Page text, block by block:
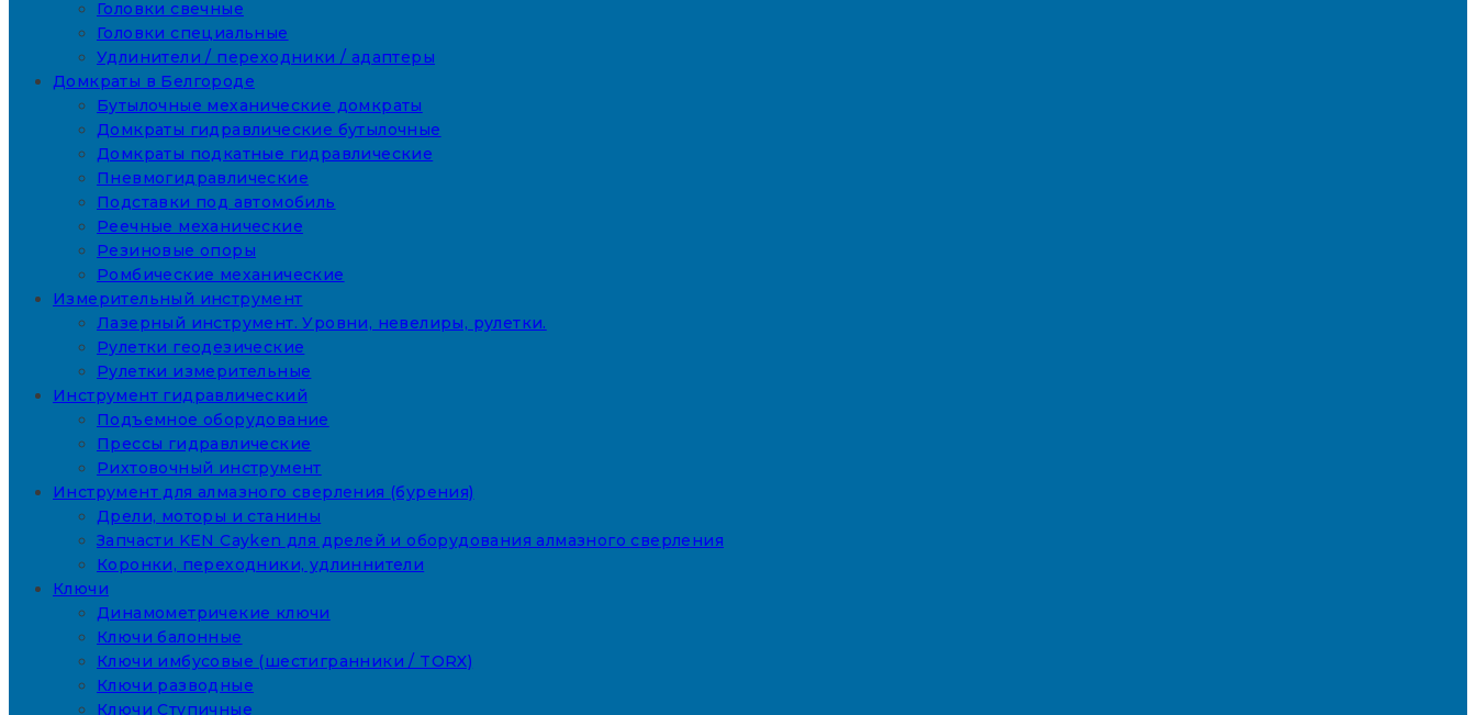
Головки свечные
Головки специальные
Удлинители / переходники / адаптеры
Домкраты в Белгороде
Бутылочные механические домкраты
Домкраты гидравлические бутылочные
Домкраты подкатные гидравлические
Пневмогидравлические
Подставки под автомобиль
Реечные механические
Резиновые опоры
Ромбические механические
Измерительный инструмент
Лазерный инструмент. Уровни, невелиры, рулетки.
Рулетки геодезические
Рулетки измерительные
Инструмент гидравлический
Подъемное оборудование
Прессы гидравлические
Рихтовочный инструмент
Инструмент для алмазного сверления (бурения)
Дрели, моторы и станины
Запчасти KEN Cayken для дрелей и оборудования алмазного сверления
Коронки, переходники, удлиннители
Ключи
Динамометричекие ключи
Ключи балонные
Ключи имбусовые (шестигранники / TORX)
Ключи разводные
Ключи Ступичные